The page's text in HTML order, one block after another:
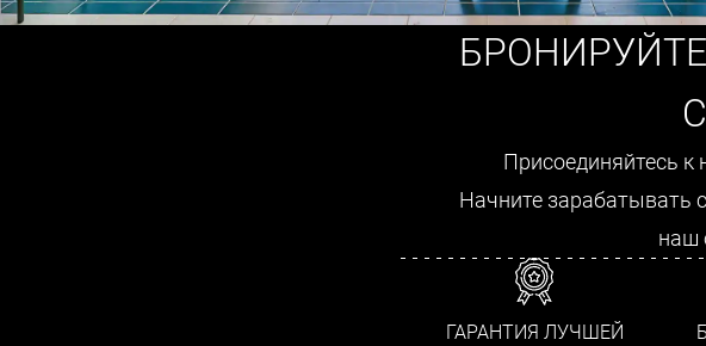
Присоединяйтесь к
Начните зарабатывать
наш
ГАРАНТИЯ ЛУЧШЕЙ